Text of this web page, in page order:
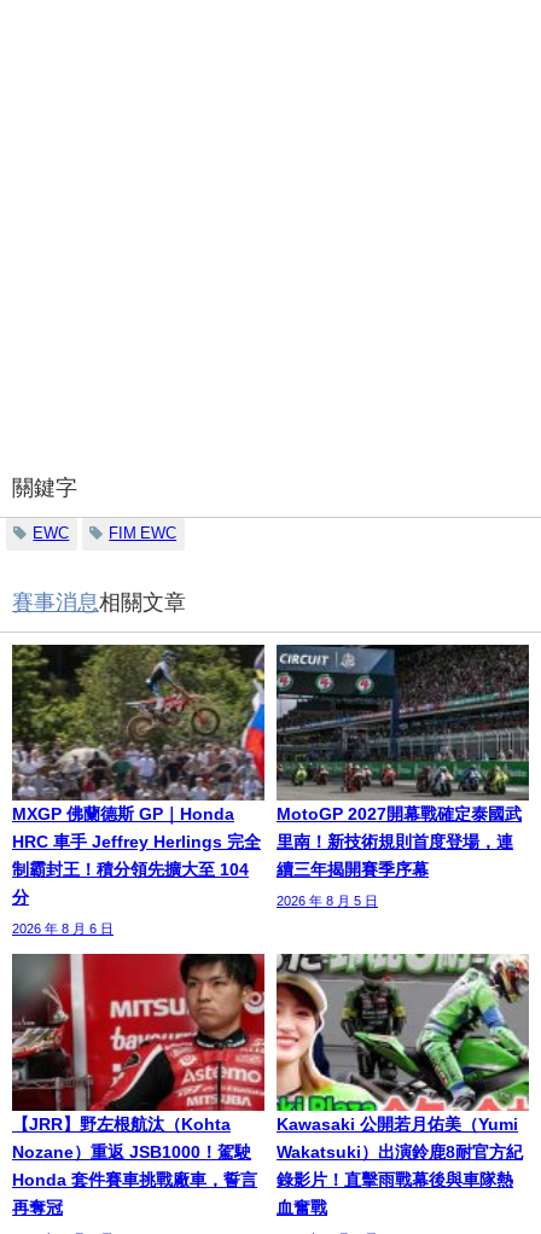
關鍵字
EWC FIM EWC
賽事消息相關文章
MXGP 佛蘭德斯 GP｜Honda
HRC 車手 Jeffrey Herlings 完全
制霸封王！積分領先擴大至 104
分
2026 年 8 月 6 日
MotoGP 2027開幕戰確定泰國武
里南！新技術規則首度登場，連
續三年揭開賽季序幕
2026 年 8 月 5 日
【JRR】野左根航汰（Kohta
Nozane）重返 JSB1000！駕駛
Honda 套件賽車挑戰廠車，誓言
再奪冠
Kawasaki 公開若月佑美（Yumi
Wakatsuki）出演鈴鹿8耐官方紀
錄影片！直擊雨戰幕後與車隊熱
血奮戰